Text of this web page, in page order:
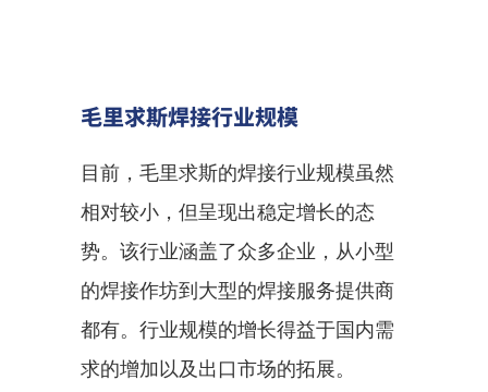
毛里求斯焊接行业规模
目前，毛里求斯的焊接行业规模虽然
相对较小，但呈现出稳定增长的态
势。该行业涵盖了众多企业，从小型
的焊接作坊到大型的焊接服务提供商
都有。行业规模的增长得益于国内需
求的增加以及出口市场的拓展。